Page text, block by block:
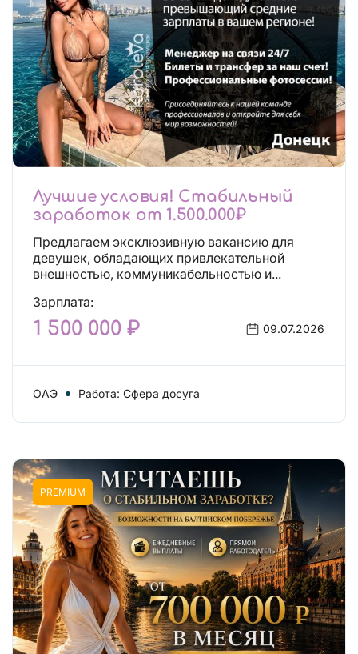
Лучшие условия! Стабильный
заработок от 1.500.000₽
Предлагаем эксклюзивную вакансию для
девушек, обладающих привлекательной
внешностью, коммуникабельностью и...
Зарплата:
1 500 000 ₽ 09.07.2026
ОАЭ Работа: Сфера досуга
PREMIUM